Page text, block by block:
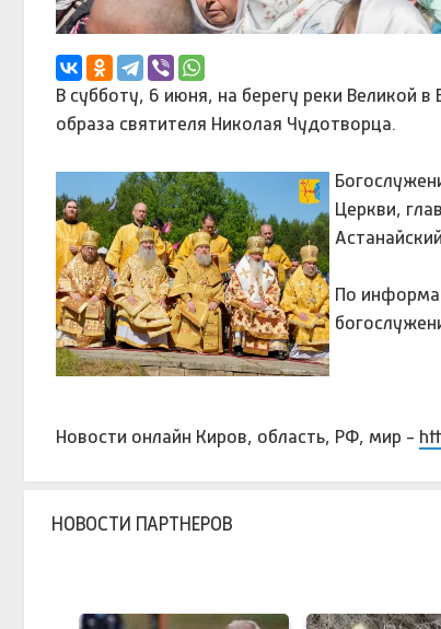
В субботу, 6 июня, на берегу реки Великой
образа святителя Николая Чудотворца.
Церкви,
По
Новости онлайн Киров, область, РФ, мир -
НОВОСТИ ПАРТНЕРОВ